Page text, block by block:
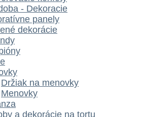
- Dekoracie
panely
dekorácie
Držiak na menovky
Menovky
a dekorácie na tortu